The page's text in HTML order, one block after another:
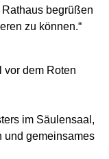
begrüßen
zu können.“
vor dem Roten
im Säulensaal,
und gemeinsames